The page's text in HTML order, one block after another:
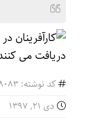
کد نوشته: 8083
دی ۲۱, ۱۳۹۷